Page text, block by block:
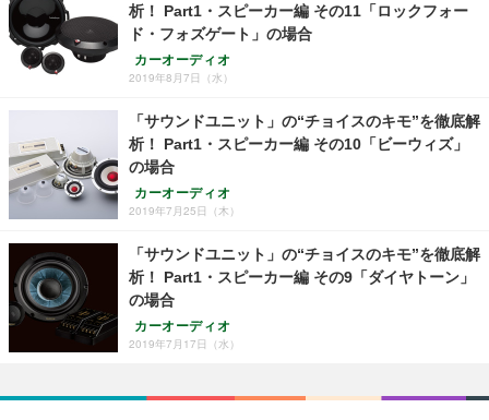
析！ Part1・スピーカー編 その11「ロックフォー
ド・フォズゲート」の場合
カーオーディオ
2019年8月7日（水）
「サウンドユニット」の“チョイスのキモ”を徹底解
析！ Part1・スピーカー編 その10「ビーウィズ」
の場合
カーオーディオ
2019年7月25日（木）
「サウンドユニット」の“チョイスのキモ”を徹底解
析！ Part1・スピーカー編 その9「ダイヤトーン」
の場合
カーオーディオ
2019年7月17日（水）